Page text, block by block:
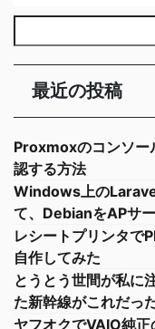
最近の投稿
Proxmoxのコンソー
認する方法
Windows上の
て、DebianをAPサ
レシートプリンタで
自作してみた
とうとう世間が私に
た新幹線がこれだっ
ヤフオクでVAIO純